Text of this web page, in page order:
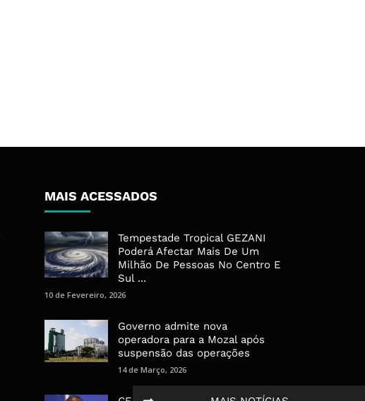
MAIS ACESSADOS
Tempestade Tropical GEZANI
Poderá Afectar Mais De Um
Milhão De Pessoas No Centro E
Sul ...
10 de Fevereiro, 2026
Governo admite nova
operadora para a Mozal após
suspensão das operações
14 de Março, 2026